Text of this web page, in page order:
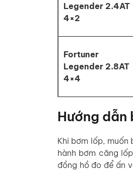
Legender 2.4AT
4×2
Fortuner
Legender 2.8AT
4×4
Hướng dẫn
Khi bơm lốp,
hành bơm căng
đồng hồ đo để ấn